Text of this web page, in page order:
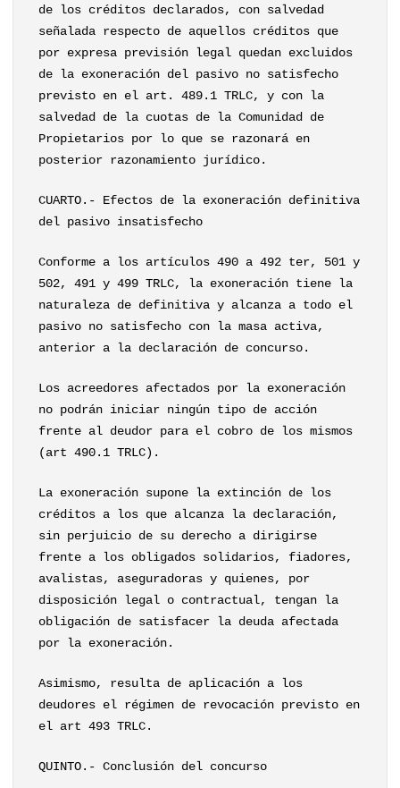
de los créditos declarados, con salvedad
señalada respecto de aquellos créditos que
por expresa previsión legal quedan excluidos
de la exoneración del pasivo no satisfecho
previsto en el art. 489.1 TRLC, y con la
salvedad de la cuotas de la Comunidad de
Propietarios por lo que se razonará en
posterior razonamiento jurídico.
CUARTO.- Efectos de la exoneración definitiva
del pasivo insatisfecho
Conforme a los artículos 490 a 492 ter, 501 y
502, 491 y 499 TRLC, la exoneración tiene la
naturaleza de definitiva y alcanza a todo el
pasivo no satisfecho con la masa activa,
anterior a la declaración de concurso.
Los acreedores afectados por la exoneración
no podrán iniciar ningún tipo de acción
frente al deudor para el cobro de los mismos
(art 490.1 TRLC).
La exoneración supone la extinción de los
créditos a los que alcanza la declaración,
sin perjuicio de su derecho a dirigirse
frente a los obligados solidarios, fiadores,
avalistas, aseguradoras y quienes, por
disposición legal o contractual, tengan la
obligación de satisfacer la deuda afectada
por la exoneración.
Asimismo, resulta de aplicación a los
deudores el régimen de revocación previsto en
el art 493 TRLC.
QUINTO.- Conclusión del concurso